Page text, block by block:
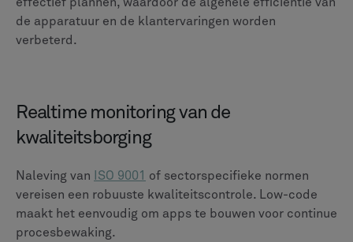
de apparatuur en de klantervaringen worden
verbeterd.
Realtime monitoring van de
kwaliteitsborging
Naleving van ISO 9001 of sectorspecifieke normen
vereisen een robuuste kwaliteitscontrole. Low-code
maakt het eenvoudig om apps te bouwen voor continue
procesbewaking.